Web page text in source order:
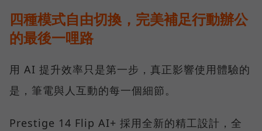
四種模式自由切換，完美補足行動辦公
的最後一哩路
用 AI 提升效率只是第一步，真正影響使用體驗的
是，筆電與人互動的每一個細節。
Prestige 14 Flip AI+ 採用全新的精工設計，全